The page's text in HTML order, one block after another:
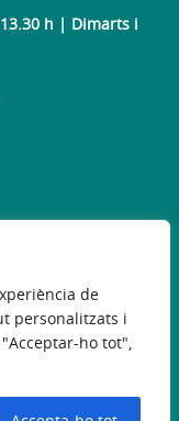
de
personalitzats i
ho tot",
h | Dimarts i